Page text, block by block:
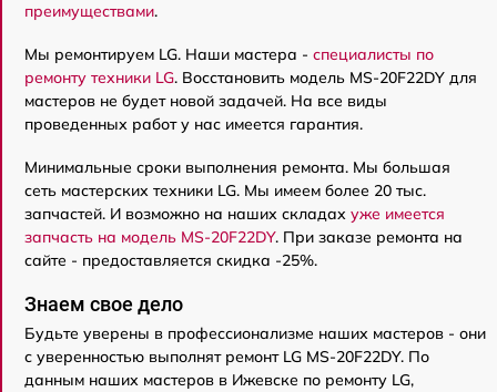
преимуществами.
Мы ремонтируем LG. Наши мастера - специалисты по
ремонту техники LG. Восстановить модель MS-20F22DY для
мастеров не будет новой задачей. На все виды
проведенных работ у нас имеется гарантия.
Минимальные сроки выполнения ремонта. Мы большая
сеть мастерских техники LG. Мы имеем более 20 тыс.
запчастей. И возможно на наших складах уже имеется
запчасть на модель MS-20F22DY. При заказе ремонта на
сайте - предоставляется скидка -25%.
Знаем свое дело
Будьте уверены в профессионализме наших мастеров - они
с уверенностью выполнят ремонт LG MS-20F22DY. По
данным наших мастеров в Ижевске по ремонту LG,